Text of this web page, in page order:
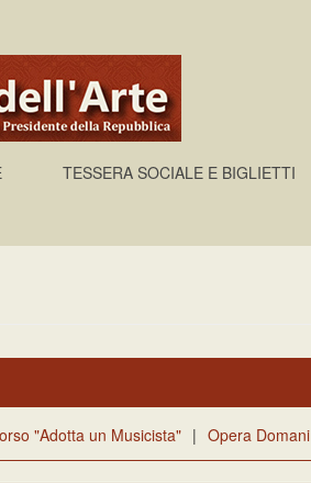
TESSERA SOCIALE E BIGLIETTI
"Adotta un Musicista" | Opera Domani